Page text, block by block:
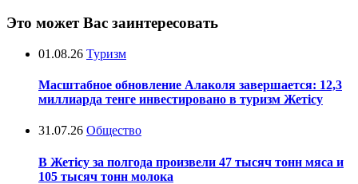
Это может Вас заинтересовать
01.08.26 Туризм
Масштабное обновление Алаколя завершается: 12,3
миллиарда тенге инвестировано в туризм Жетісу
31.07.26 Общество
В Жетісу за полгода произвели 47 тысяч тонн мяса и
105 тысяч тонн молока